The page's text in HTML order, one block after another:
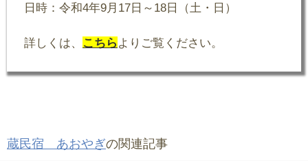
日時：令和4年9月17日～18日（土・日）
詳しくは、 こちら よりご覧ください。
蔵民宿 あおやぎの関連記事